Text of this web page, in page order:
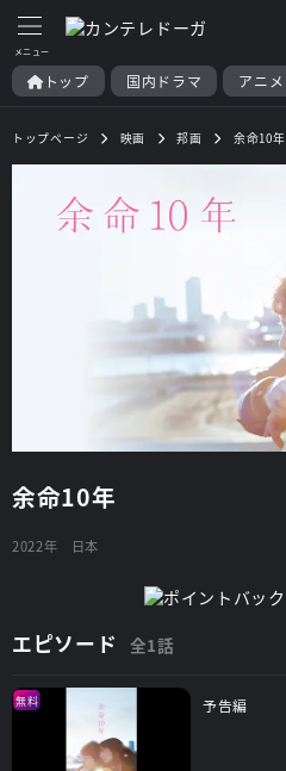
トップ 国内ドラマ アニメ
トップページ 映画 邦画 余命10年
余命10年
2022年 日本
エピソード 全1話
無料 予告編